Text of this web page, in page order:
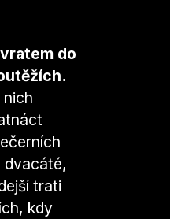
do
dvacáté,
trati
kdy